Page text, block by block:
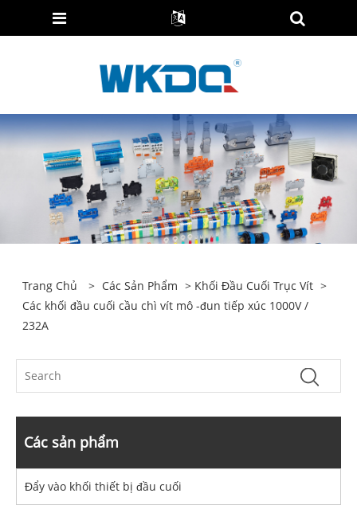
Trang Chủ > Các Sản Phẩm > Khối Đầu Cuối Trục Vít >
Các khối đầu cuối cầu chì vít mô -đun tiếp xúc 1000V /
232A
Các sản phẩm
Đẩy vào khối thiết bị đầu cuối